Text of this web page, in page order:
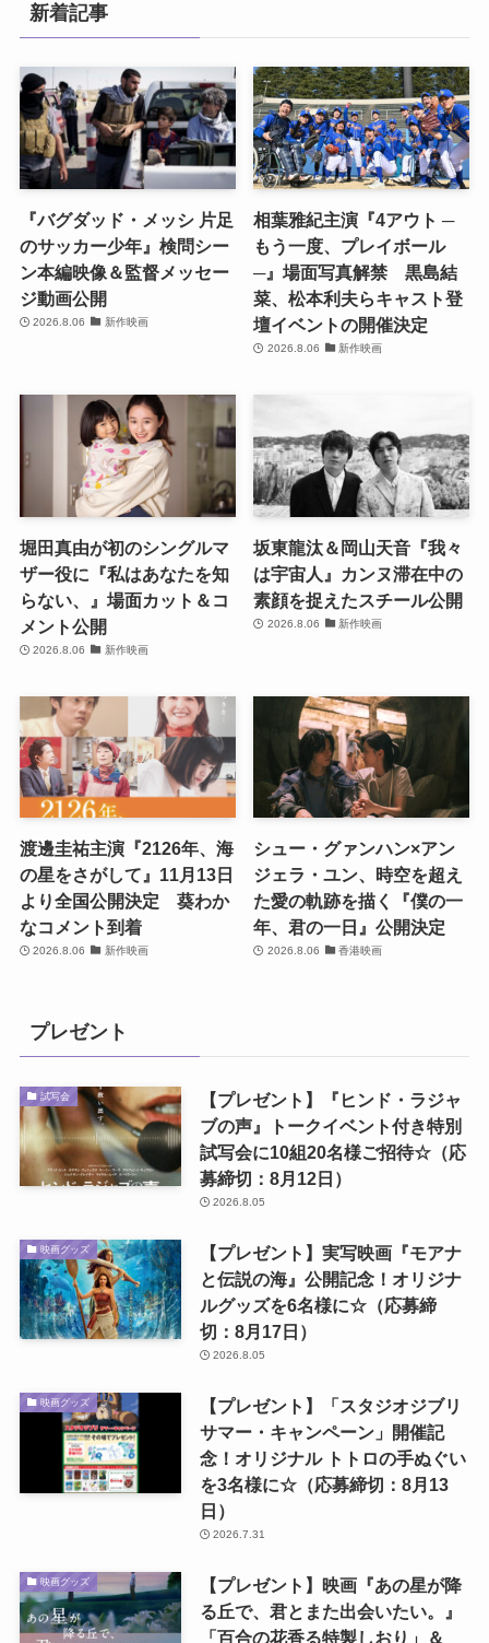
新着記事
『バグダッド・メッシ 片足
のサッカー少年』検問シー
ン本編映像＆監督メッセー
ジ動画公開
2026.8.06 新作映画
相葉雅紀主演『4アウト ─
もう一度、プレイボール
─』場面写真解禁 黒島結
菜、松本利夫らキャスト登
壇イベントの開催決定
2026.8.06 新作映画
堀田真由が初のシングルマ
ザー役に『私はあなたを知
らない、』場面カット＆コ
メント公開
2026.8.06 新作映画
坂東龍汰＆岡山天音『我々
は宇宙人』カンヌ滞在中の
素顔を捉えたスチール公開
2026.8.06 新作映画
渡邊圭祐主演『2126年、海
の星をさがして』11月13日
より全国公開決定 葵わか
なコメント到着
2026.8.06 新作映画
シュー・グァンハン×アン
ジェラ・ユン、時空を超え
た愛の軌跡を描く『僕の一
年、君の一日』公開決定
2026.8.06 香港映画
プレゼント
試写会
【プレゼント】『ヒンド・ラジャ
ブの声』トークイベント付き特別
試写会に10組20名様ご招待☆（応
募締切：8月12日）
2026.8.05
映画グッズ
【プレゼント】実写映画『モアナ
と伝説の海』公開記念！オリジナ
ルグッズを6名様に☆（応募締
切：8月17日）
2026.8.05
映画グッズ
【プレゼント】「スタジオジブリ
サマー・キャンペーン」開催記
念！オリジナル トトロの手ぬぐい
を3名様に☆（応募締切：8月13
日）
2026.7.31
映画グッズ
【プレゼント】映画『あの星が降
る丘で、君とまた出会いたい。』
「百合の花香る特製しおり」＆